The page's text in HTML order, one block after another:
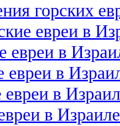
горских
евреи в
евреи в
евреи в
евреи в
в Израиле